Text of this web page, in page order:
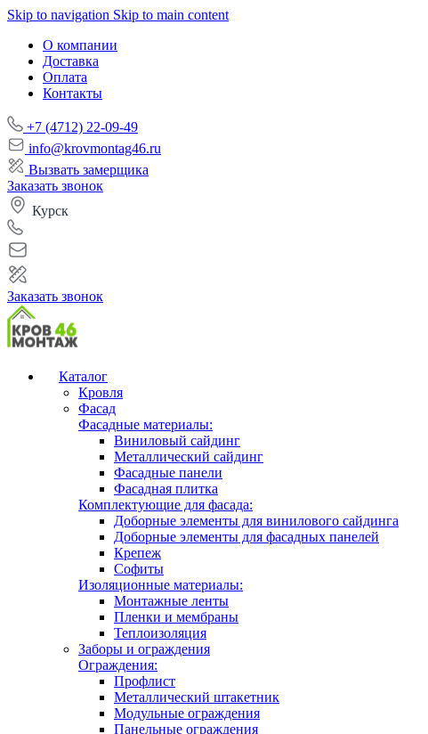
Skip to navigation Skip to main content
О компании
Доставка
Оплата
Контакты
+7 (4712) 22-09-49
info@krovmontag46.ru
Вызвать замерщика
Заказать звонок
Курск
Заказать звонок
Каталог
Кровля
Фасад
Фасадные материалы:
Виниловый сайдинг
Металлический сайдинг
Фасадные панели
Фасадная плитка
Комплектующие для фасада:
Доборные элементы для винилового сайдинга
Доборные элементы для фасадных панелей
Крепеж
Софиты
Изоляционные материалы:
Монтажные ленты
Пленки и мембраны
Теплоизоляция
Заборы и ограждения
Ограждения:
Профлист
Металлический штакетник
Модульные ограждения
Панельные ограждения